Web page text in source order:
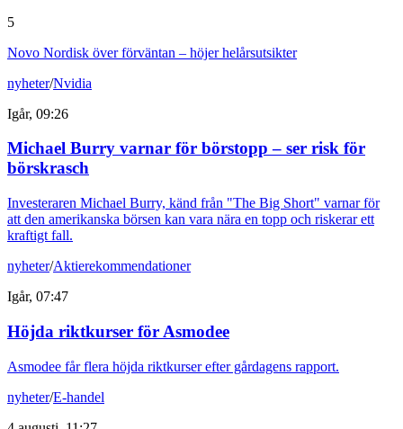
5
Novo Nordisk över förväntan – höjer helårsutsikter
nyheter/Nvidia
Igår, 09:26
Michael Burry varnar för börstopp – ser risk för
börskrasch
Investeraren Michael Burry, känd från "The Big Short" varnar för
att den amerikanska börsen kan vara nära en topp och riskerar ett
kraftigt fall.
nyheter/Aktierekommendationer
Igår, 07:47
Höjda riktkurser för Asmodee
Asmodee får flera höjda riktkurser efter gårdagens rapport.
nyheter/E-handel